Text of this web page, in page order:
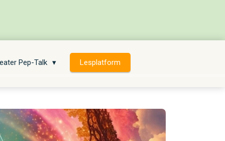
Pep-Talk Lesplatform